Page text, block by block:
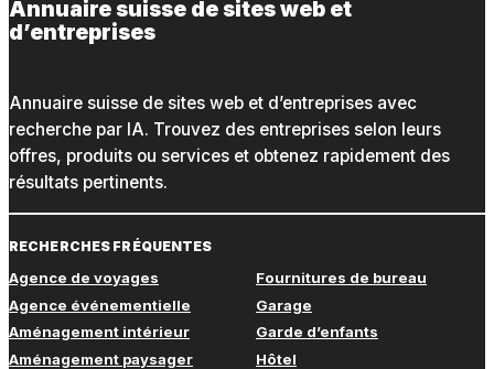
Annuaire suisse de sites web et
d’entreprises
Annuaire suisse de sites web et d’entreprises avec
recherche par IA. Trouvez des entreprises selon leurs
offres, produits ou services et obtenez rapidement des
résultats pertinents.
RECHERCHES FRÉQUENTES
Agence de voyages
Agence événementielle
Aménagement intérieur
Aménagement paysager
Fournitures de bureau
Garage
Garde d’enfants
Hôtel